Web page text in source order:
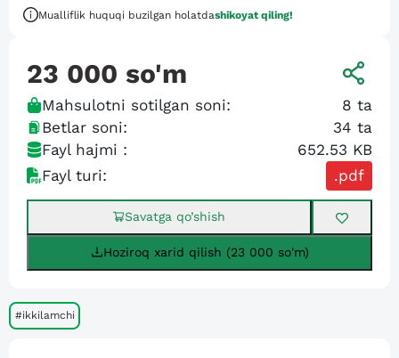
Mualliflik huquqi buzilgan holatdashikoyat qiling!
23 000 so'm
Mahsulotni sotilgan soni: 8 ta
Betlar soni:
34 ta
Fayl hajmi :
652.53 KB
Fayl turi:
.pdf
Savatga qo’shish
Hoziroq xarid qilish (23 000 so'm)
#ikkilamchi